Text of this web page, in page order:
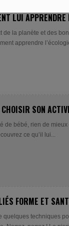
LUI APPRENDRE
de la planète et des
apprendre
SON
de bébé, rien de
ce qu’il lui...
FORME ET
quelques techniques